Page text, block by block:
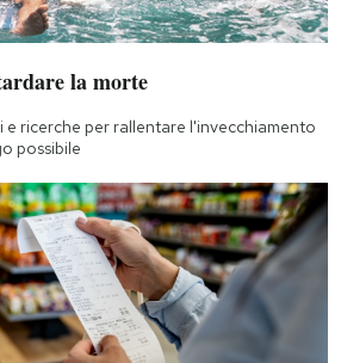
la morte
e ricerche per rallentare l'invecchiamento
possibile